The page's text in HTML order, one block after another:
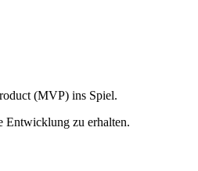
(MVP) ins Spiel.
Entwicklung zu erhalten.